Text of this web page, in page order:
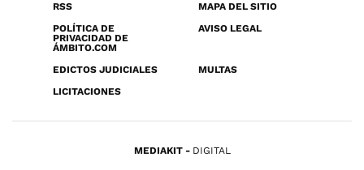
RSS
MAPA DEL SITIO
POLÍTICA DE
PRIVACIDAD DE
ÁMBITO.COM
AVISO LEGAL
EDICTOS JUDICIALES
MULTAS
LICITACIONES
MEDIAKIT DIGITAL